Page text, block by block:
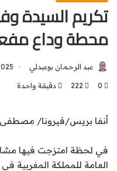
تكريم السيدة
محطة وداع
عبد الرحمان بوعبدلي
0
222 دقيقة واحدة
أنفا بريس/فيرونا/ مصطفى
في لحظة امتزجت فيها
العامة للمملكة المغربية